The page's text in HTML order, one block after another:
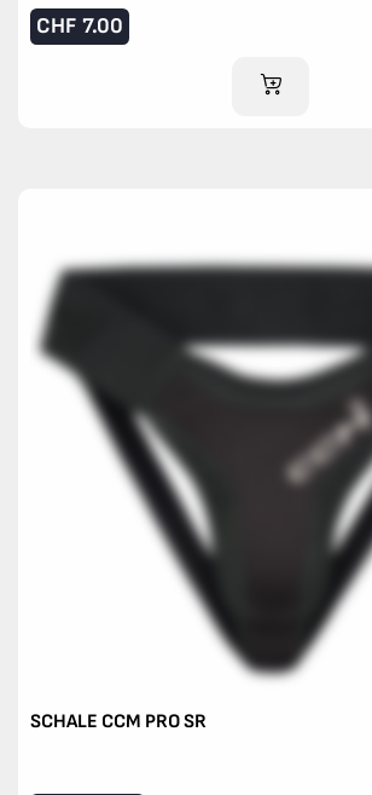
CHF 7.00
IM WARENKORB
SCHALE CCM PRO SR